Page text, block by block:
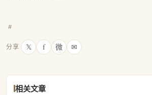
#
分享 𝕏 f 微 ✉
相关文章